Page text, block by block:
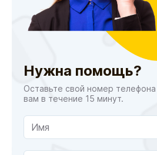
Нужна помощь?
Оставьте свой номер
вам в течение 15 минут.